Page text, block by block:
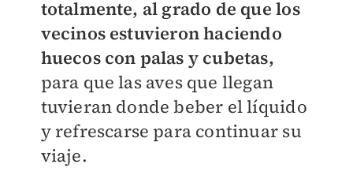
totalmente, al grado de que los
vecinos estuvieron haciendo
huecos con palas y cubetas,
para que las aves que llegan
tuvieran donde beber el líquido
y refrescarse para continuar su
viaje.